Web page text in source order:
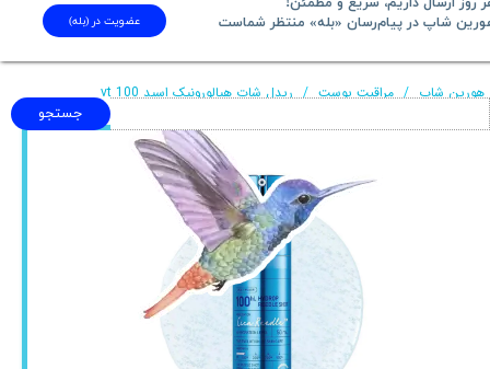
خروج از حساب کاربری
جستجو
شاپ در پیام‌رسان «بله» منتظر شماست​​​​​​​
عضویت در (بله)
هورین شاپ مراقبت پوست ریدل شات هیالورونیک اسید 100 vt